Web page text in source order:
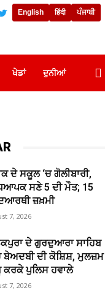
English हिंदी ਪੰਜਾਬੀ
ਖੇਡਾਂ ਦੁਨੀਆਂ
ਦੇ ਸਕੂਲ ‘ਚ ਗੋਲੀਬਾਰੀ,
ਸਣੇ 5 ਦੀ ਮੌਤ; 15
ਜ਼ਖ਼ਮੀ
7, 2026
ਦੇ ਗੁਰਦੁਆਰਾ ਸਾਹਿਬ
ਬੇਅਦਬੀ ਦੀ ਕੋਸ਼ਿਸ਼, ਮੁਲਜ਼ਮ
ਕਰਕੇ ਪੁਲਿਸ ਹਵਾਲੇ
7, 2026